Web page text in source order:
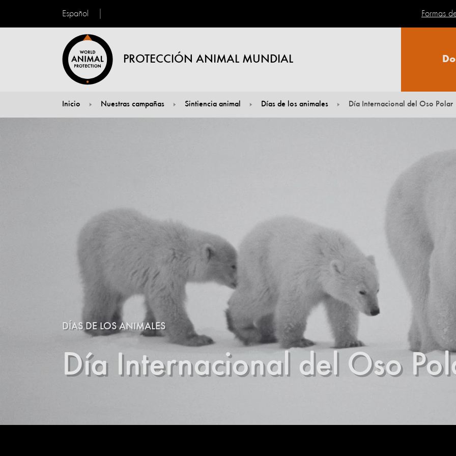
Español
PROTECCIÓN ANIMAL MUNDIAL
Formas
Inicio Nuestras campañas Sintiencia animal Días de los animales Día Internacional del Oso Polar
Día Internacional del Oso
DÍAS DE LOS ANIMALES